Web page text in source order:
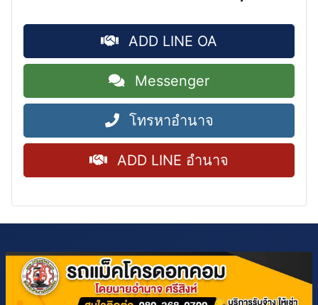
ADD LINE OA
Messenger
โทรหาอำนาจ
ADD LINE อำนาจ